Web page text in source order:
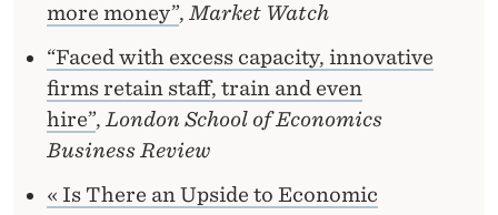
more money”, Market Watch
“Faced with excess capacity, innovative
firms retain staff, train and even
hire”, London School of Economics
Business Review
« Is There an Upside to Economic